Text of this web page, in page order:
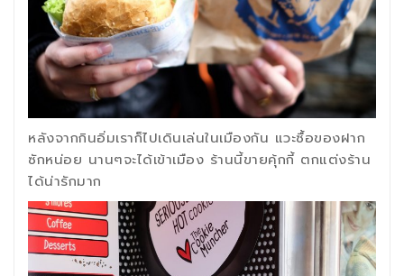
หลังจากกินอิ่มเราก็ไปเดินเล่นในเมืองกัน แวะซื้อของฝาก
ซักหน่อย นานๆจะได้เข้าเมือง ร้านนี้ขายคุ้กกี้ ตกแต่งร้าน
ได้น่ารักมาก